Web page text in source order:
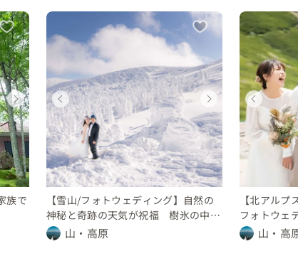
ウェディングフォト
山形県
10 〜 30 万円
ウェディ
山形県
10 〜 30
ウェディング
長野県
100 〜 150 万円
ウェデ
長野県
100 〜
族で
ウェディングフォト
山形県
〜 10 万円
ウェ
山形
〜 10
【雪山/フォトウェディング】自然の
神秘と奇跡の天気が祝福 樹氷の中で
叶える夢の1日
山・高原
ウェディングフォト
長野県
10 〜 30 万円
長
10
【北アル
フォトウェ
山・高